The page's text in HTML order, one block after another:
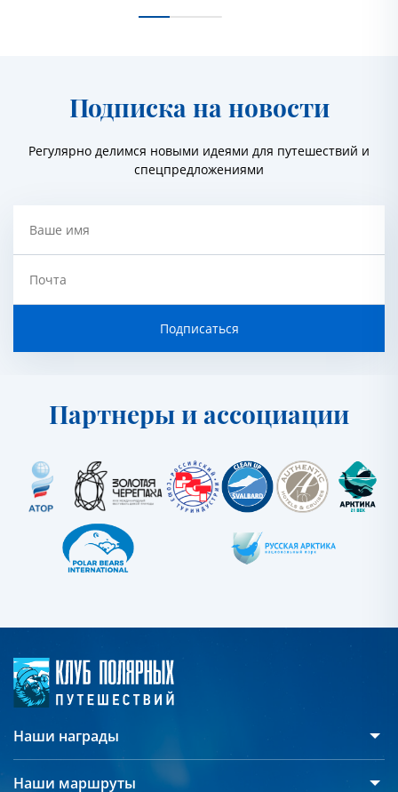
Подписка на новости
Регулярно делимся новыми идеями для путешествий и
спецпредложениями
Ваше имя
Почта
Подписаться
Партнеры и ассоциации
Наши награды
Наши маршруты